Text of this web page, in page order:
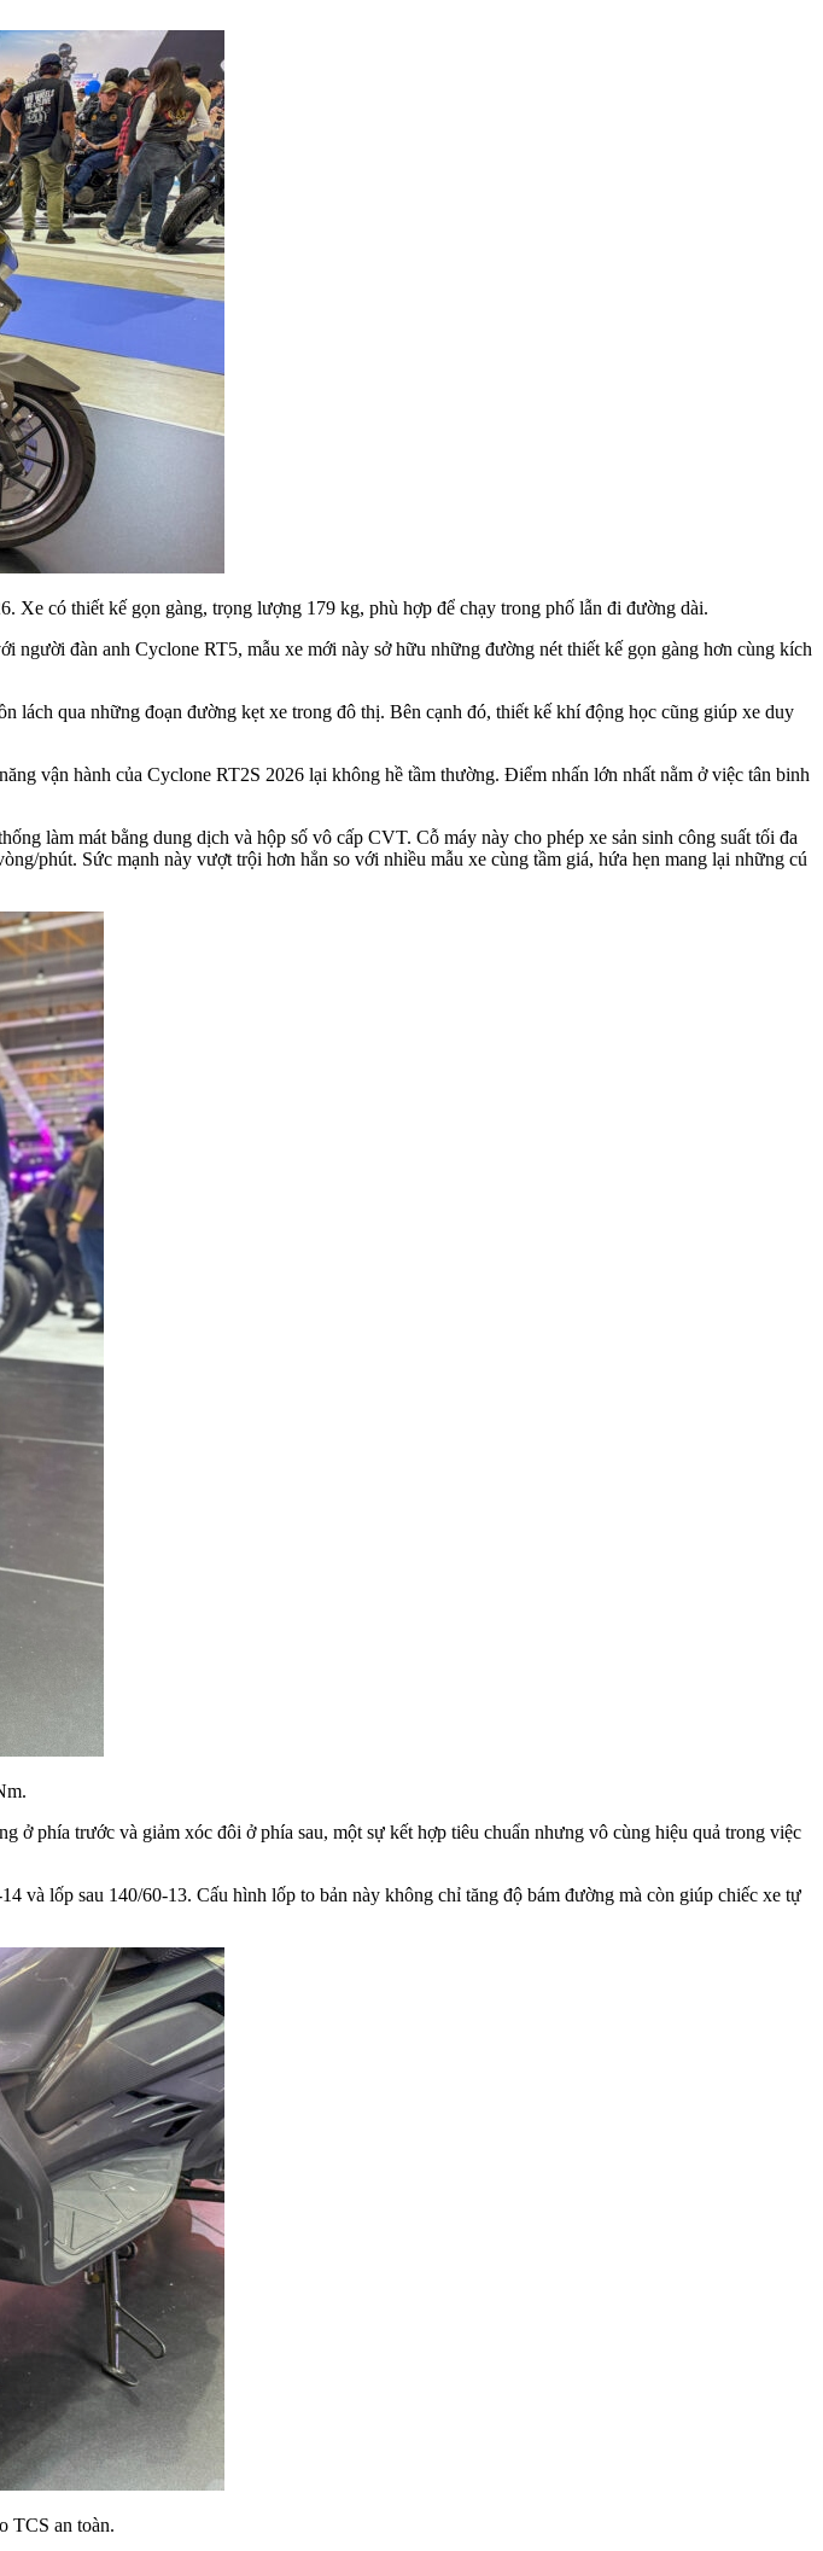
Xe có thiết kế gọn gàng, trọng lượng 179 kg, phù hợp để chạy trong phố lẫn đi đường dài.
đàn anh Cyclone RT5, mẫu xe mới này sở hữu những đường nét thiết kế gọn gàng hơn cùng kích
lách qua những đoạn đường kẹt xe trong đô thị. Bên cạnh đó, thiết kế khí động học cũng giúp xe duy
vận hành của Cyclone RT2S 2026 lại không hề tầm thường. Điểm nhấn lớn nhất nằm ở việc tân binh
làm mát bằng dung dịch và hộp số vô cấp CVT. Cỗ máy này cho phép xe sản sinh công suất tối đa
phút. Sức mạnh này vượt trội hơn hẳn so với nhiều mẫu xe cùng tầm giá, hứa hẹn mang lại những cú
ở phía trước và giảm xóc đôi ở phía sau, một sự kết hợp tiêu chuẩn nhưng vô cùng hiệu quả trong việc
và lốp sau 140/60-13. Cấu hình lốp to bản này không chỉ tăng độ bám đường mà còn giúp chiếc xe tự
TCS an toàn.